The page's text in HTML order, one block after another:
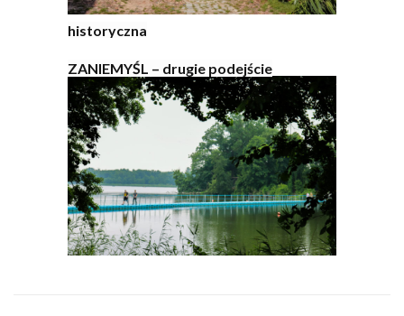
historyczna
ZANIEMYŚL – drugie podejście